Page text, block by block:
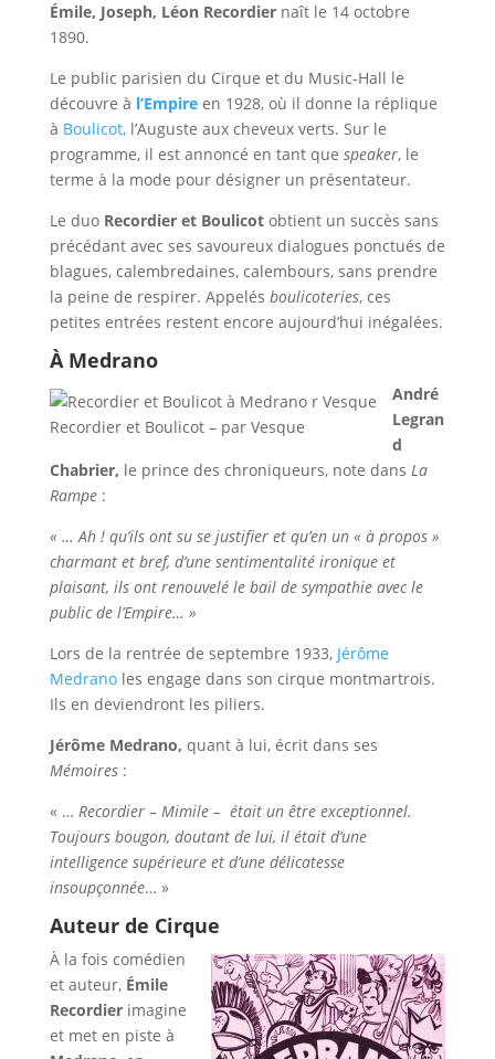
Émile, Joseph, Léon Recordier naît le 14 octobre
1890.
Le public parisien du Cirque et du Music-Hall le
découvre à l’Empireen 1928, où il donne la réplique
à Boulicot,l’Auguste aux cheveux verts. Sur le
programme, il est annoncé en tant que speaker, le
terme à la mode pour désigner un présentateur.
Le duo Recordier et Boulicotobtient un succès sans
précédant avec ses savoureux dialogues ponctués de
blagues, calembredaines, calembours, sans prendre
la peine de respirer. Appelés boulicoteries, ces
petites entrées restent encore aujourd’hui inégalées.
À Medrano
Recordier et Boulicot – par Vesque
André
Legran
d
Chabrier, le prince des chroniqueurs, note dans La
Rampe :
« … Ah ! qu’ils ont su se justifier et qu’en un « à propos »
charmant et bref, d’une sentimentalité ironique et
plaisant, ils ont renouvelé le bail de sympathie avec le
public de l’Empire… »
Lors de la rentrée de septembre 1933, Jérôme
Medranoles engage dans son cirque montmartrois.
Ils en deviendront les piliers.
Jérôme Medrano, quant à lui, écrit dans ses
Mémoires:
« … Recordier – Mimile – était un être exceptionnel.
Toujours bougon, doutant de lui, il était d’une
intelligence supérieure et d’une délicatesse
insoupçonnée… »
Auteur de Cirque
À la fois comédien
et auteur, Émile
Recordier imagine
et met en piste à